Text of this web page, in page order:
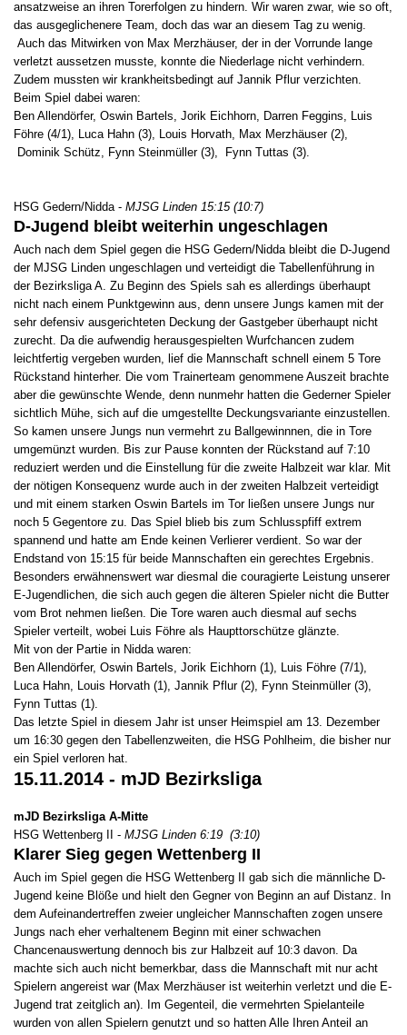
ansatzweise an ihren Torerfolgen zu hindern. Wir waren zwar, wie so oft,
das ausgeglichenere Team, doch das war an diesem Tag zu wenig.
Auch das Mitwirken von Max Merzhäuser, der in der Vorrunde lange
verletzt aussetzen musste, konnte die Niederlage nicht verhindern.
Zudem mussten wir krankheitsbedingt auf Jannik Pflur verzichten.
Beim Spiel dabei waren:
Ben Allendörfer, Oswin Bartels, Jorik Eichhorn, Darren Feggins, Luis
Föhre (4/1), Luca Hahn (3), Louis Horvath, Max Merzhäuser (2),
Dominik Schütz, Fynn Steinmüller (3), Fynn Tuttas (3).
HSG Gedern/Nidda - MJSG Linden 15:15 (10:7)
D-Jugend bleibt weiterhin ungeschlagen
Auch nach dem Spiel gegen die HSG Gedern/Nidda bleibt die D-Jugend
der MJSG Linden ungeschlagen und verteidigt die Tabellenführung in
der Bezirksliga A. Zu Beginn des Spiels sah es allerdings überhaupt
nicht nach einem Punktgewinn aus, denn unsere Jungs kamen mit der
sehr defensiv ausgerichteten Deckung der Gastgeber überhaupt nicht
zurecht. Da die aufwendig herausgespielten Wurfchancen zudem
leichtfertig vergeben wurden, lief die Mannschaft schnell einem 5 Tore
Rückstand hinterher. Die vom Trainerteam genommene Auszeit brachte
aber die gewünschte Wende, denn nunmehr hatten die Gederner Spieler
sichtlich Mühe, sich auf die umgestellte Deckungsvariante einzustellen.
So kamen unsere Jungs nun vermehrt zu Ballgewinnnen, die in Tore
umgemünzt wurden. Bis zur Pause konnten der Rückstand auf 7:10
reduziert werden und die Einstellung für die zweite Halbzeit war klar. Mit
der nötigen Konsequenz wurde auch in der zweiten Halbzeit verteidigt
und mit einem starken Oswin Bartels im Tor ließen unsere Jungs nur
noch 5 Gegentore zu. Das Spiel blieb bis zum Schlusspfiff extrem
spannend und hatte am Ende keinen Verlierer verdient. So war der
Endstand von 15:15 für beide Mannschaften ein gerechtes Ergebnis.
Besonders erwähnenswert war diesmal die couragierte Leistung unserer
E-Jugendlichen, die sich auch gegen die älteren Spieler nicht die Butter
vom Brot nehmen ließen. Die Tore waren auch diesmal auf sechs
Spieler verteilt, wobei Luis Föhre als Haupttorschütze glänzte.
Mit von der Partie in Nidda waren:
Ben Allendörfer, Oswin Bartels, Jorik Eichhorn (1), Luis Föhre (7/1),
Luca Hahn, Louis Horvath (1), Jannik Pflur (2), Fynn Steinmüller (3),
Fynn Tuttas (1).
Das letzte Spiel in diesem Jahr ist unser Heimspiel am 13. Dezember
um 16:30 gegen den Tabellenzweiten, die HSG Pohlheim, die bisher nur
ein Spiel verloren hat.
15.11.2014 - mJD Bezirksliga
mJD Bezirksliga A-Mitte
HSG Wettenberg II - MJSG Linden 6:19 (3:10)
Klarer Sieg gegen Wettenberg II
Auch im Spiel gegen die HSG Wettenberg II gab sich die männliche D-
Jugend keine Blöße und hielt den Gegner von Beginn an auf Distanz. In
dem Aufeinandertreffen zweier ungleicher Mannschaften zogen unsere
Jungs nach eher verhaltenem Beginn mit einer schwachen
Chancenauswertung dennoch bis zur Halbzeit auf 10:3 davon. Da
machte sich auch nicht bemerkbar, dass die Mannschaft mit nur acht
Spielern angereist war (Max Merzhäuser ist weiterhin verletzt und die E-
Jugend trat zeitglich an). Im Gegenteil, die vermehrten Spielanteile
wurden von allen Spielern genutzt und so hatten Alle Ihren Anteil an